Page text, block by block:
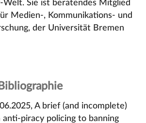
Welt. Sie ist beratendes Mitglied
Medien-, Kommunikations- und
der Universität Bremen
A brief (and incomplete)
anti-piracy policing to banning